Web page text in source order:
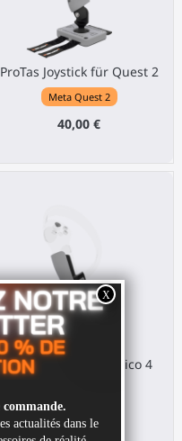
ProTas Joystick für Quest 2
Meta Quest 2
40,00 €
ProTas Joystick für Pico 4
40,00 €